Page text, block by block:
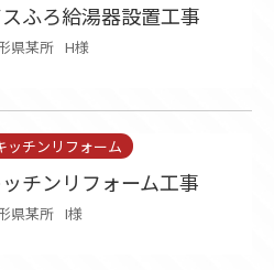
ふろ給湯器設置工事
県某所 H様
ッチンリフォーム
チンリフォーム工事
県某所 I様